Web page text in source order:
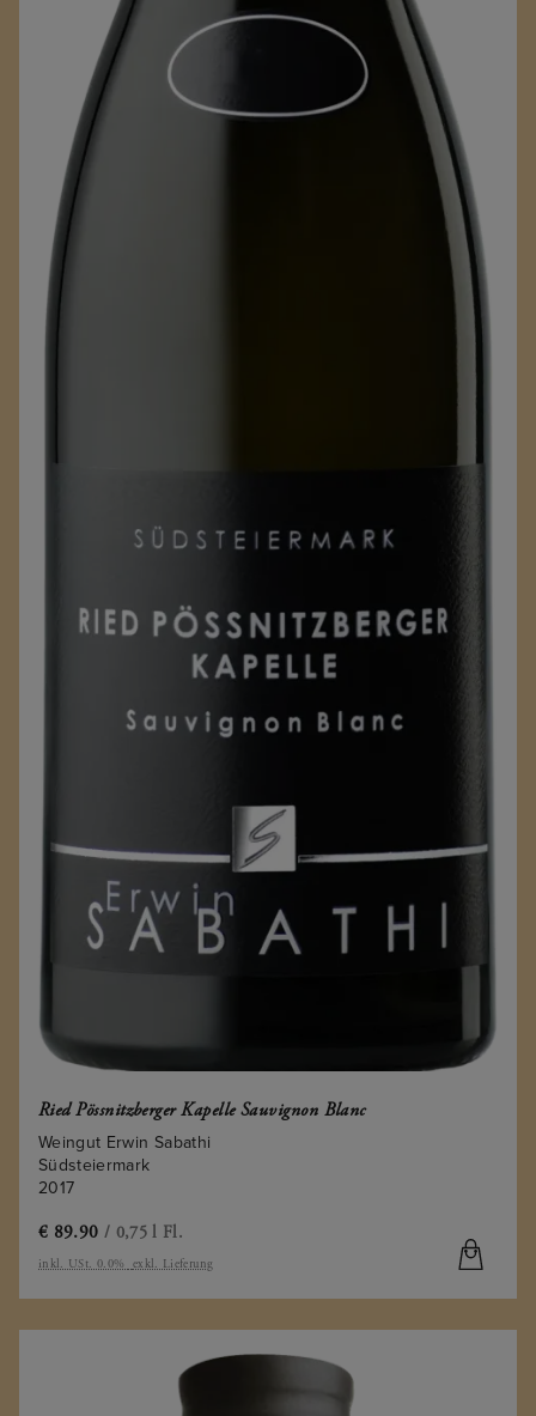
Ried Pössnitzberger Kapelle Sauvignon Blanc
Weingut Erwin Sabathi
Südsteiermark
2017
€ 89.90 / 0,75 l Fl.
inkl. USt. 0.0% exkl. Lieferung